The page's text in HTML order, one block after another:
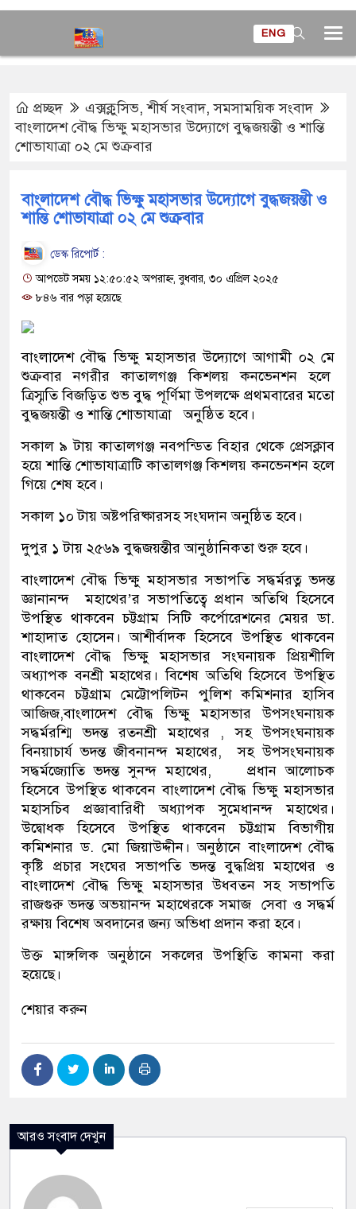
ENG
প্রচ্ছদ এক্সক্লুসিভ,শীর্ষ সংবাদ,সমসাময়িক সংবাদ
বাংলাদেশ বৌদ্ধ ভিক্ষু মহাসভার উদ্যোগে বুদ্ধজয়ন্তী ও শান্তি
শোভাযাত্রা ০২ মে শুক্রবার
বাংলাদেশ বৌদ্ধ ভিক্ষু মহাসভার উদ্যোগে বুদ্ধজয়ন্তী ও
শান্তি শোভাযাত্রা ০২ মে শুক্রবার
ডেস্ক রিপোর্ট :
আপডেট সময় ১২:৫০:৫২ অপরাহ্ন, বুধবার, ৩০ এপ্রিল ২০২৫
৮৪৬ বার পড়া হয়েছে
বাংলাদেশ বৌদ্ধ ভিক্ষু মহাসভার উদ্যোগে আগামী ০২ মে
শুক্রবার নগরীর কাতালগঞ্জ কিশলয় কনভেনশন হলে
ত্রিস্মৃতি বিজড়িত শুভ বুদ্ধ পূর্ণিমা উপলক্ষে প্রথমবারের মতো
বুদ্ধজয়ন্তী ও শান্তি শোভাযাত্রা অনুষ্ঠিত হবে।
সকাল ৯ টায় কাতালগঞ্জ নবপন্ডিত বিহার থেকে প্রেসক্লাব
হয়ে শান্তি শোভাযাত্রাটি কাতালগঞ্জ কিশলয় কনভেনশন হলে
গিয়ে শেষ হবে।
সকাল ১০ টায় অষ্টপরিষ্কারসহ সংঘদান অনুষ্ঠিত হবে।
দুপুর ১ টায় ২৫৬৯ বুদ্ধজয়ন্তীর আনুষ্ঠানিকতা শুরু হবে।
বাংলাদেশ বৌদ্ধ ভিক্ষু মহাসভার সভাপতি সদ্ধর্মরত্ন ভদন্ত
জ্ঞানানন্দ মহাথের’র সভাপতিত্বে প্রধান অতিথি হিসেবে
উপস্থিত থাকবেন চট্টগ্রাম সিটি কর্পোরেশনের মেয়র ডা.
শাহাদাত হোসেন। আশীর্বাদক হিসেবে উপস্থিত থাকবেন
বাংলাদেশ বৌদ্ধ ভিক্ষু মহাসভার সংঘনায়ক প্রিয়শীলি
অধ্যাপক বনশ্রী মহাথের। বিশেষ অতিথি হিসেবে উপস্থিত
থাকবেন চট্টগ্রাম মেট্টোপলিটন পুলিশ কমিশনার হাসিব
আজিজ,বাংলাদেশ বৌদ্ধ ভিক্ষু মহাসভার উপসংঘনায়ক
সদ্ধর্মরশ্মি ভদন্ত রতনশ্রী মহাথের , সহ উপসংঘনায়ক
বিনয়াচার্য ভদন্ত জীবনানন্দ মহাথের, সহ উপসংঘনায়ক
সদ্ধর্মজ্যোতি ভদন্ত সুনন্দ মহাথের, প্রধান আলোচক
হিসেবে উপস্থিত থাকবেন বাংলাদেশ বৌদ্ধ ভিক্ষু মহাসভার
মহাসচিব প্রজ্ঞাবারিধী অধ্যাপক সুমেধানন্দ মহাথের।
উদ্বোধক হিসেবে উপস্থিত থাকবেন চট্টগ্রাম বিভাগীয়
কমিশনার ড. মো জিয়াউদ্দীন। অনুষ্ঠানে বাংলাদেশ বৌদ্ধ
কৃষ্টি প্রচার সংঘের সভাপতি ভদন্ত বুদ্ধপ্রিয় মহাথের ও
বাংলাদেশ বৌদ্ধ ভিক্ষু মহাসভার উধবতন সহ সভাপতি
রাজগুরু ভদন্ত অভয়ানন্দ মহাথেরকে সমাজ সেবা ও সদ্ধর্ম
রক্ষায় বিশেষ অবদানের জন্য অভিধা প্রদান করা হবে।
উক্ত মাঙ্গলিক অনুষ্ঠানে সকলের উপস্থিতি কামনা করা
হয়েছে।
শেয়ার করুন
আরও সংবাদ দেখুন